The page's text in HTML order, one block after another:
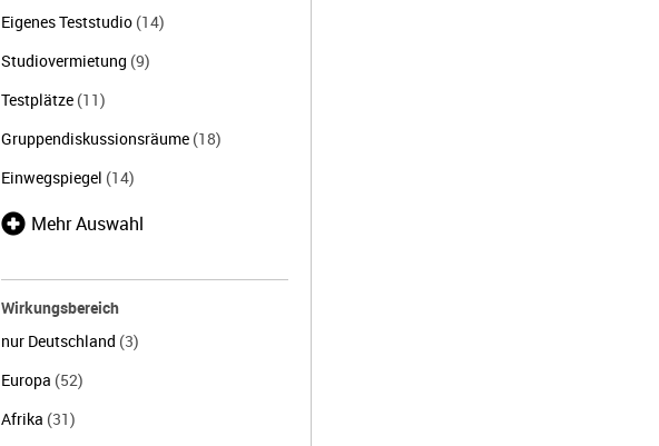
Eigenes Teststudio (14)
Studiovermietung (9)
Testplätze (11)
Gruppendiskussionsräume (18)
Einwegspiegel (14)
Mehr Auswahl
Wirkungsbereich
nur Deutschland (3)
Europa (52)
Afrika (31)